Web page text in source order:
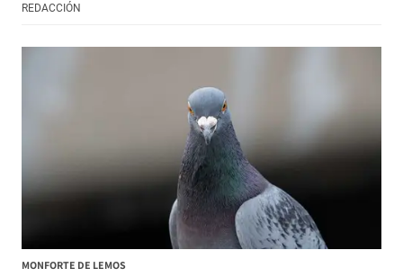
REDACCIÓN
MONFORTE DE LEMOS